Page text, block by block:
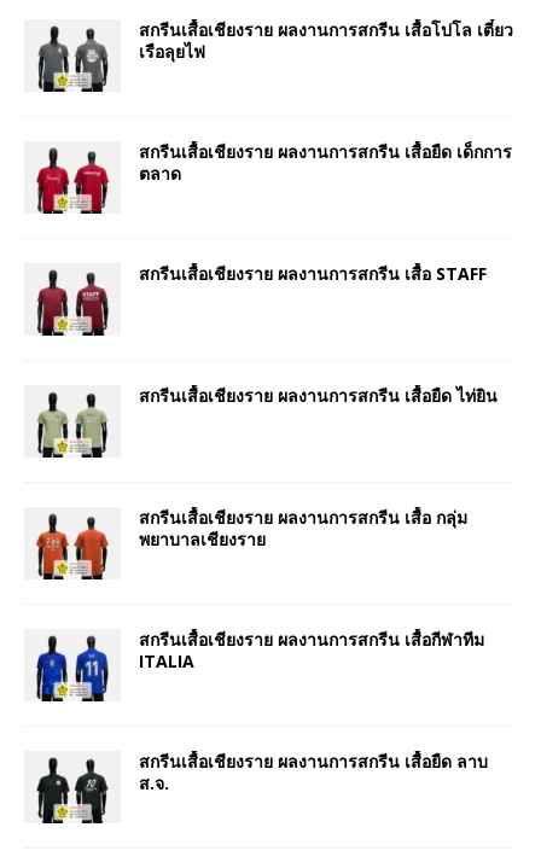
สกรีนเสื้อเชียงราย ผลงานการสกรีน เสื้อโปโล เตี๋ยว
เรือลุยไฟ
สกรีนเสื้อเชียงราย ผลงานการสกรีน เสื้อยืด เด็กการ
ตลาด
สกรีนเสื้อเชียงราย ผลงานการสกรีน เสื้อ STAFF
สกรีนเสื้อเชียงราย ผลงานการสกรีน เสื้อยืด ไท่ยิน
สกรีนเสื้อเชียงราย ผลงานการสกรีน เสื้อ กลุ่ม
พยาบาลเชียงราย
สกรีนเสื้อเชียงราย ผลงานการสกรีน เสื้อกีฬาทีม
ITALIA
สกรีนเสื้อเชียงราย ผลงานการสกรีน เสื้อยืด ลาบ
ส.จ.